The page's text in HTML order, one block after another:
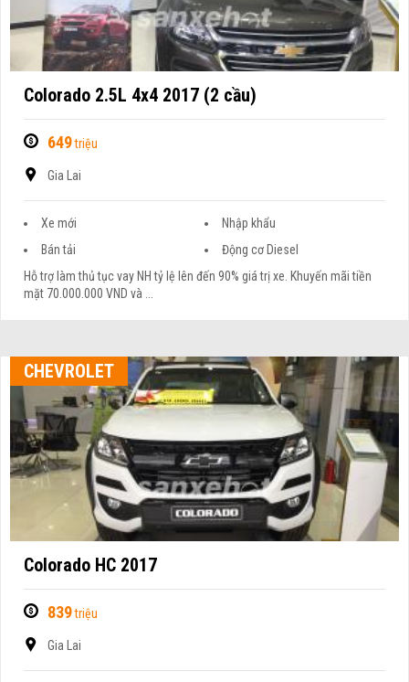
Colorado 2.5L 4x4 2017 (2 cầu)
649triệu
Gia Lai
Xe mới
Nhập khẩu
Bán tải
Động cơ Diesel
Hỗ trợ làm thủ tục vay NH tỷ lệ lên đến 90% giá trị xe. Khuyến mãi tiền
mặt 70.000.000 VND và ...
CHEVROLET
Colorado HC 2017
839triệu
Gia Lai